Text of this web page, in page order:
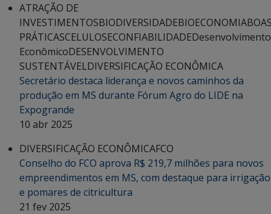
ATRAÇÃO DE
INVESTIMENTOSBIODIVERSIDADEBIOECONOMIA
PRÁTICASCELULOSECONFIABILIDADEDesenvolvimento
EconômicoDESENVOLVIMENTO
SUSTENTÁVELDIVERSIFICAÇÃO ECONÔMICA
Secretário destaca liderança e novos caminhos da
produção em MS durante Fórum Agro do LIDE na
Expogrande
10 abr 2025
DIVERSIFICAÇÃO ECONÔMICAFCO
Conselho do FCO aprova R$ 219,7 milhões para novos
empreendimentos em MS, com destaque para irrigação
e pomares de citricultura
21 fev 2025